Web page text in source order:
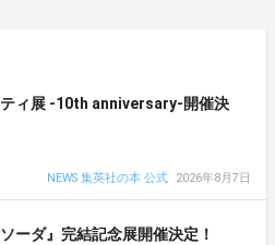
ィ展 -10th anniversary-開催決
NEWS 集英社の本 公式
2026年8月7日
ーダ』完結記念展開催決定！